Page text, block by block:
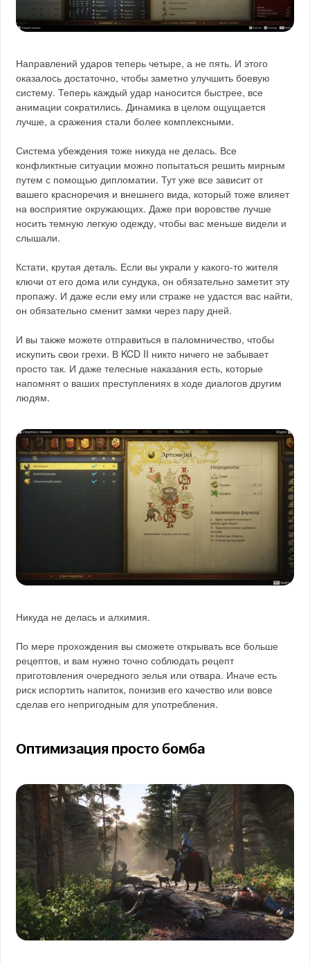
Направлений ударов теперь четыре, а не пять. И этого
оказалось достаточно, чтобы заметно улучшить боевую
систему. Теперь каждый удар наносится быстрее, все
анимации сократились. Динамика в целом ощущается
лучше, а сражения стали более комплексными.
Система убеждения тоже никуда не делась. Все
конфликтные ситуации можно попытаться решить мирным
путем с помощью дипломатии. Тут уже все зависит от
вашего красноречия и внешнего вида, который тоже влияет
на восприятие окружающих. Даже при воровстве лучше
носить темную легкую одежду, чтобы вас меньше видели и
слышали.
Кстати, крутая деталь. Если вы украли у какого-то жителя
ключи от его дома или сундука, он обязательно заметит эту
пропажу. И даже если ему или страже не удастся вас найти,
он обязательно сменит замки через пару дней.
И вы также можете отправиться в паломничество, чтобы
искупить свои грехи. В KCD II никто ничего не забывает
просто так. И даже телесные наказания есть, которые
напомнят о ваших преступлениях в ходе диалогов другим
людям.
Никуда не делась и алхимия.
По мере прохождения вы сможете открывать все больше
рецептов, и вам нужно точно соблюдать рецепт
приготовления очередного зелья или отвара. Иначе есть
риск испортить напиток, понизив его качество или вовсе
сделав его непригодным для употребления.
Оптимизация просто бомба